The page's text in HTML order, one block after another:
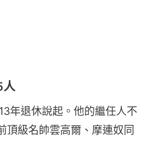
人
年退休說起。他的繼任人不
頂級名帥雲高爾、摩連奴同